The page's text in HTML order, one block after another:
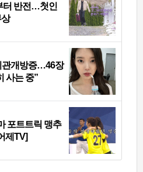
터 반전…첫인
관개방증…46장
사는 중”
포트트릭 맹추
제TV]